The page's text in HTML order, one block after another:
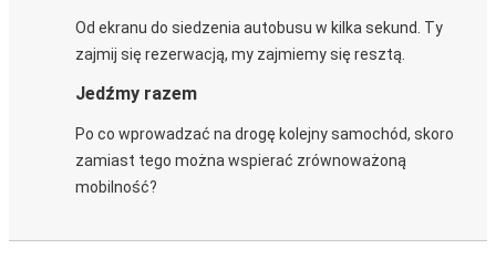
Od ekranu do siedzenia autobusu w kilka sekund. Ty
zajmij się rezerwacją, my zajmiemy się resztą.
Jedźmy razem
Po co wprowadzać na drogę kolejny samochód, skoro
zamiast tego można wspierać zrównoważoną
mobilność?